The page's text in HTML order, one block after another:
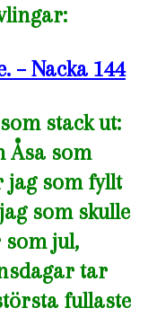
– Nacka 144
stack ut:
Åsa som
jag som fyllt
som skulle
jul,
tar
fullaste